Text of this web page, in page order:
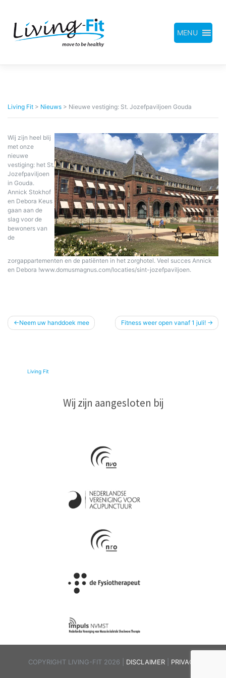
inhoud
MENU
Living Fit > Nieuws > Nieuwe vestiging: St. Jozefpaviljoen Gouda
Wij zijn heel blij
met onze
nieuwe
vestiging: het St.
Jozefpaviljoen
in Gouda.
Annick Stokhof
en Debora Keus
gaan aan de
slag voor de
bewoners van
de
zorgappartementen en de patiënten in het zorghotel. Veel succes Annick
en Debora !www.domusmagnus.com/locaties/sint-jozefpaviljoen.
Bericht
Neem uw handdoek mee Fitness weer open vanaf 1 juli!
Living Fit
Wij zijn aangesloten bij
COPYRIGHT LIVING-FIT 2026 | DISCLAIMER PRIVACY